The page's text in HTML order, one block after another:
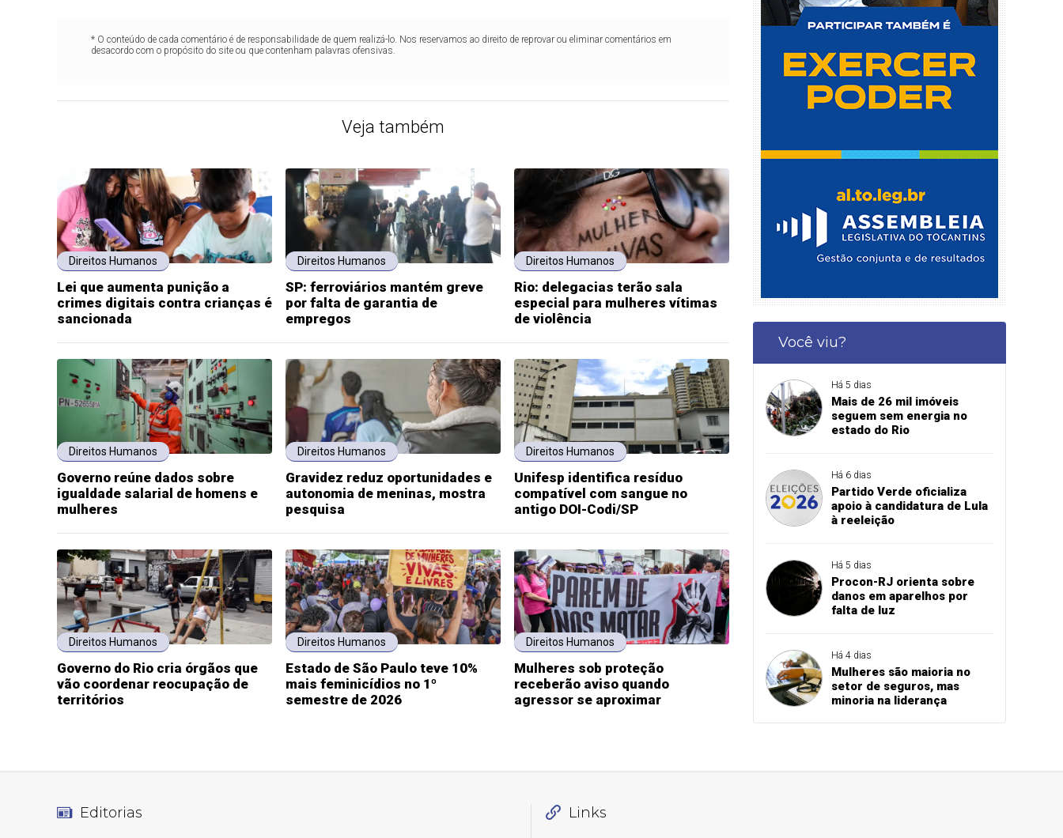
* O conteúdo de cada comentário é de responsabilidade de quem realizá-lo. Nos reservamos ao direito de reprovar ou eliminar comentários em
desacordo com o propósito do site ou que contenham palavras ofensivas.
Veja também
Direitos Humanos
Lei que aumenta punição a
crimes digitais contra crianças é
sancionada
Direitos Humanos
SP: ferroviários mantém greve
por falta de garantia de
empregos
Direitos Humanos
Rio: delegacias terão sala
especial para mulheres vítimas
de violência
Direitos Humanos
Governo reúne dados sobre
igualdade salarial de homens e
mulheres
Direitos Humanos
Gravidez reduz oportunidades e
autonomia de meninas, mostra
pesquisa
Direitos Humanos
Unifesp identifica resíduo
compatível com sangue no
antigo DOI-Codi/SP
Direitos Humanos
Governo do Rio cria órgãos que
vão coordenar reocupação de
territórios
Direitos Humanos
Estado de São Paulo teve 10%
mais feminicídios no 1º
semestre de 2026
Direitos Humanos
Mulheres sob proteção
receberão aviso quando
agressor se aproximar
Você viu?
Há 5 dias
Mais de 26 mil imóveis
seguem sem energia no
estado do Rio
Há 6 dias
Partido Verde oficializa
apoio à candidatura de Lula
à reeleição
Há 5 dias
Procon-RJ orienta sobre
danos em aparelhos por
falta de luz
Há 4 dias
Mulheres são maioria no
setor de seguros, mas
minoria na liderança
Editorias Links